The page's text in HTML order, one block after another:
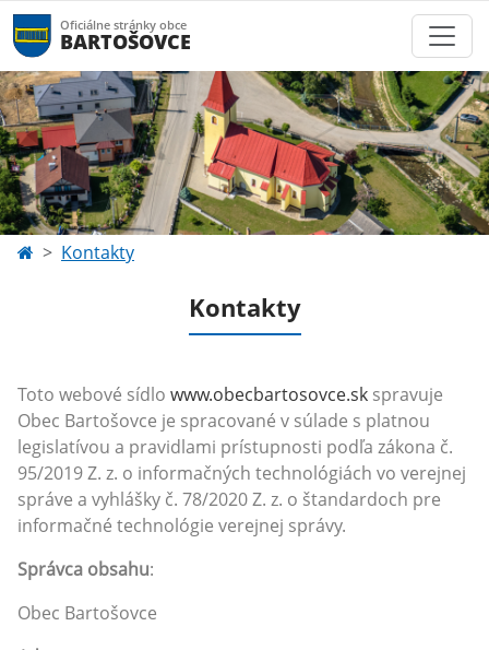
Oficiálne stránky obce
BARTOŠOVCE
Kontakty
Kontakty
Toto webové sídlo www.obecbartosovce.sk spravuje
Obec Bartošovce je spracované v súlade s platnou
legislatívou a pravidlami prístupnosti podľa zákona č.
95/2019 Z. z. o informačných technológiách vo verejnej
správe a vyhlášky č. 78/2020 Z. z. o štandardoch pre
informačné technológie verejnej správy.
Správca obsahu:
Obec Bartošovce